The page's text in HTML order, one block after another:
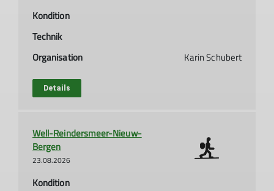
Kondition
Technik
Organisation
Karin Schubert
Details
Well-Reindersmeer-Nieuw-
Bergen
23.08.2026
Kondition